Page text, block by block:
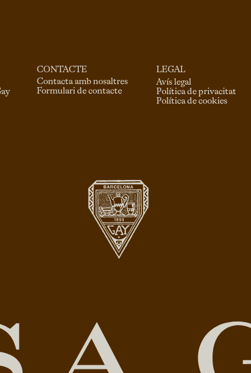
CONTACTE
Contacta amb nosaltres
Formulari de contacte
LEGAL
Avís legal
Política de privacitat
Política de cookies